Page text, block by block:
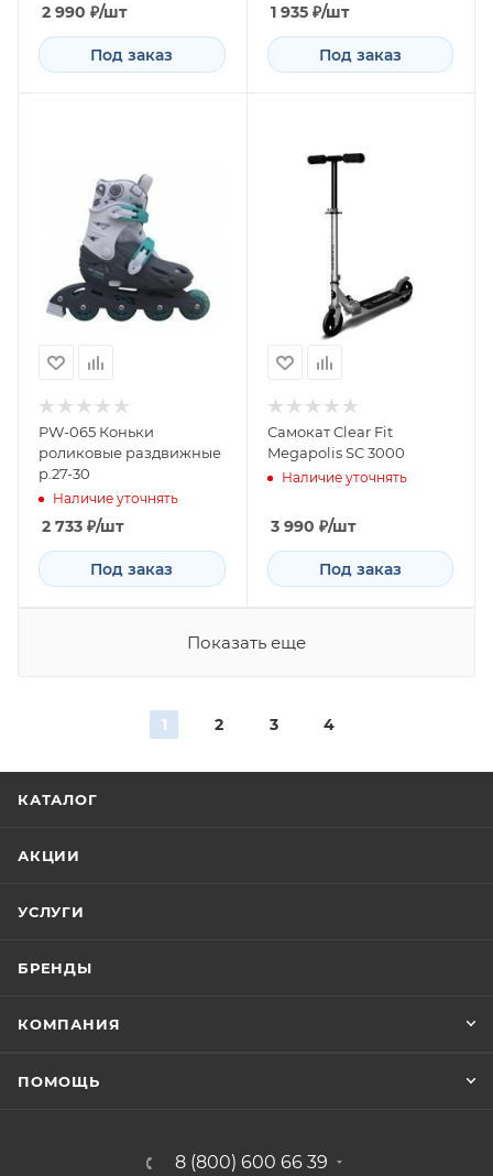
2 990 ₽/шт
Под заказ
1 935₽/шт
Под заказ
PW-065 Коньки
роликовые раздвижные
р.27-30
Наличие уточнять
2 733 ₽/шт
Под заказ
Самокат Clear Fit
Megapolis SC 3000
Наличие уточнять
3 990 ₽/шт
Под заказ
Показать еще
1 2 3 4
КАТАЛОГ
АКЦИИ
УСЛУГИ
БРЕНДЫ
КОМПАНИЯ
ПОМОЩЬ
8 (800) 600 66 39